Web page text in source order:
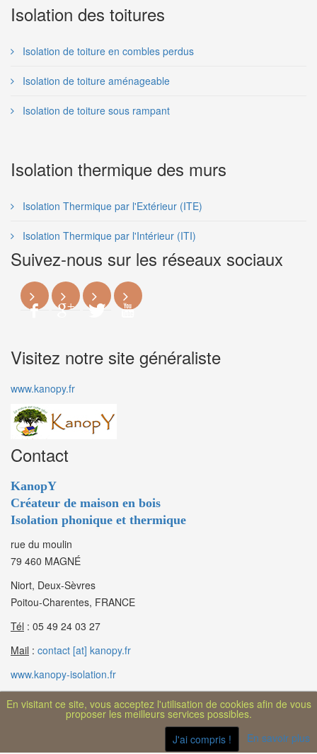
Isolation des toitures
Isolation de toiture en combles perdus
Isolation de toiture aménageable
Isolation de toiture sous rampant
Isolation thermique des murs
Isolation Thermique par l'Extérieur (ITE)
Isolation Thermique par l'Intérieur (ITI)
Suivez-nous sur les réseaux sociaux
Visitez notre site généraliste
www.kanopy.fr
Contact
KanopY
Créateur de maison en bois
Isolation phonique et thermique
rue du moulin
79 460 MAGNÉ
Niort, Deux-Sèvres
Poitou-Charentes, FRANCE
Tél : 05 49 24 03 27
Mail : contact [at] kanopy.fr
www.kanopy-isolation.fr
En visitant ce site, vous acceptez l'utilisation de cookies afin de vous
proposer les meilleurs services possibles.
J'ai compris !
En savoir plus